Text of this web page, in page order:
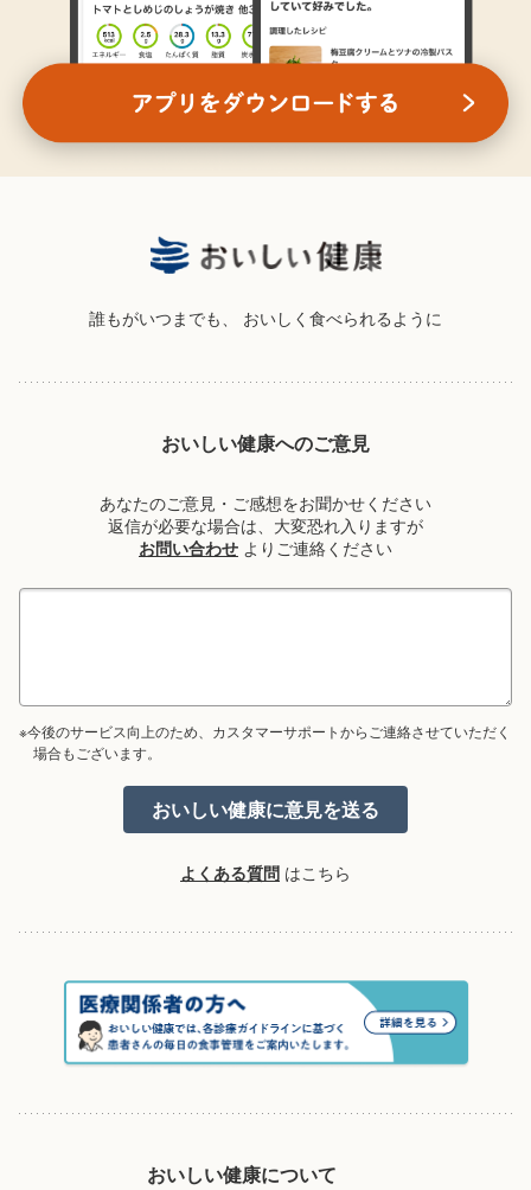
誰もがいつまでも、 おいしく食べられるように
おいしい健康へのご意見
あなたのご意見・ご感想をお聞かせください
返信が必要な場合は、大変恐れ入りますが
お問い合わせ よりご連絡ください
※今後のサービス向上のため、カスタマーサポートからご連絡させていただく
場合もございます。
よくある質問 はこちら
おいしい健康について